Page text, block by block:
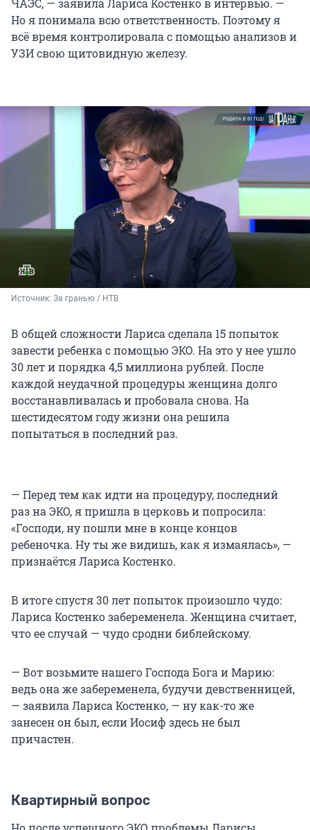
ЧАЭС, — заявила Лариса Костенко в интервью. —
Но я понимала всю ответственность. Поэтому я
всё время контролировала с помощью анализов и
УЗИ свою щитовидную железу.
Источник: За гранью / НТВ
В общей сложности Лариса сделала 15 попыток
завести ребенка с помощью ЭКО. На это у нее ушло
30 лет и порядка 4,5 миллиона рублей. После
каждой неудачной процедуры женщина долго
восстанавливалась и пробовала снова. На
шестидесятом году жизни она решила
попытаться в последний раз.
— Перед тем как идти на процедуру, последний
раз на ЭКО, я пришла в церковь и попросила:
«Господи, ну пошли мне в конце концов
ребеночка. Ну ты же видишь, как я измаялась», —
признаётся Лариса Костенко.
В итоге спустя 30 лет попыток произошло чудо:
Лариса Костенко забеременела. Женщина считает,
что ее случай — чудо сродни библейскому.
— Вот возьмите нашего Господа Бога и Марию:
ведь она же забеременела, будучи девственницей,
— заявила Лариса Костенко, — ну как-то же
занесен он был, если Иосиф здесь не был
причастен.
Квартирный вопрос